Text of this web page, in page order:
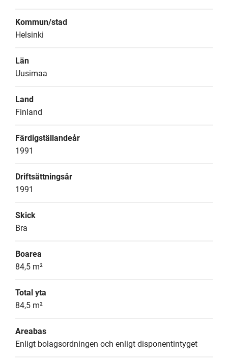
Kommun/stad
Helsinki
Län
Uusimaa
Land
Finland
Färdigställandeår
1991
Driftsättningsår
1991
Skick
Bra
Boarea
84,5 m²
Total yta
84,5 m²
Areabas
Enligt bolagsordningen och enligt disponentintyget